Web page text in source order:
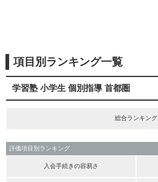
項目別ランキング一覧
学習塾 小学生 個別指導 首都圏
総合ランキング
評価項目別ランキング
入会手続きの容易さ